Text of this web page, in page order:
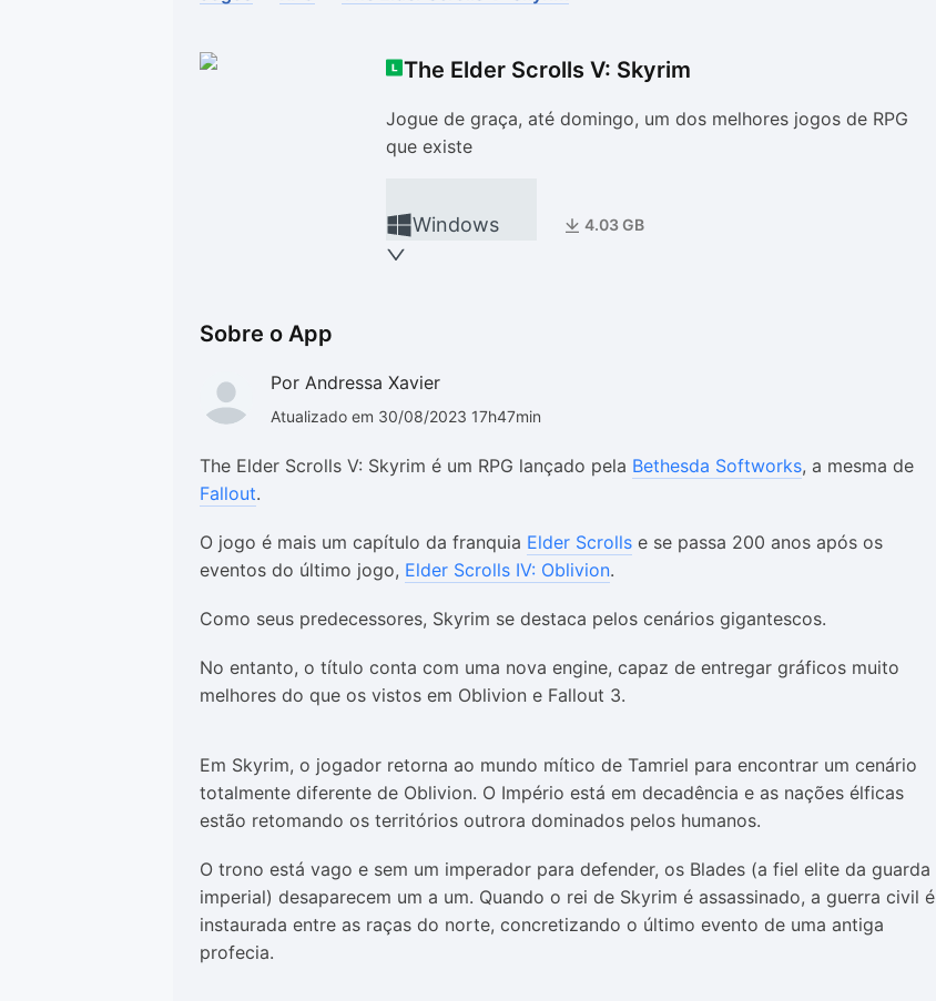
The Elder Scrolls V: Skyrim
Jogue de graça, até domingo, um dos melhores jogos de RPG
que existe
Windows 4.03 GB
Sobre o App
Por Andressa Xavier
Atualizado em 30/08/2023 17h47min
The Elder Scrolls V: Skyrim é um RPG lançado pela Bethesda Softworks, a mesma de
Fallout.
O jogo é mais um capítulo da franquia Elder Scrolls e se passa 200 anos após os
eventos do último jogo, Elder Scrolls IV: Oblivion.
Como seus predecessores, Skyrim se destaca pelos cenários gigantescos.
No entanto, o título conta com uma nova engine, capaz de entregar gráficos muito
melhores do que os vistos em Oblivion e Fallout 3.
Em Skyrim, o jogador retorna ao mundo mítico de Tamriel para encontrar um cenário
totalmente diferente de Oblivion. O Império está em decadência e as nações élficas
estão retomando os territórios outrora dominados pelos humanos.
O trono está vago e sem um imperador para defender, os Blades (a fiel elite da guarda
imperial) desaparecem um a um. Quando o rei de Skyrim é assassinado, a guerra civil é
instaurada entre as raças do norte, concretizando o último evento de uma antiga
profecia.